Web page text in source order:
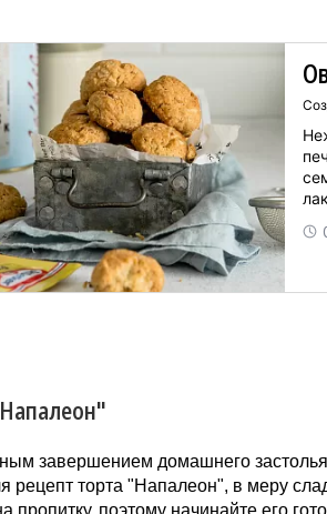
завершением домашнего
рецепт торта "Напалеон", в меру
пропитку, поэтому начинайте его